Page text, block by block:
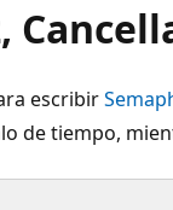
escribir
de tiempo,